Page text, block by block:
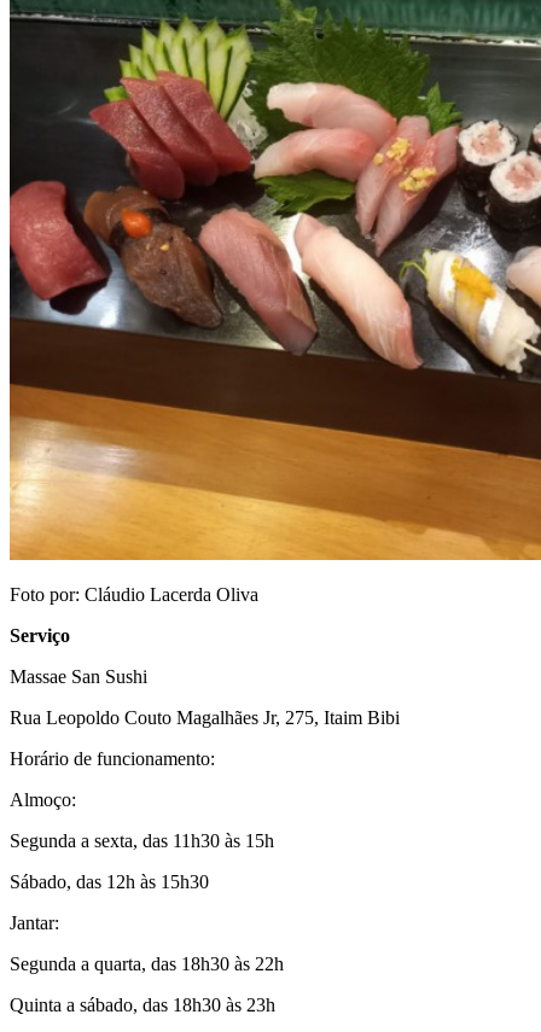
Foto por: Cláudio Lacerda Oliva
Serviço
Massae San Sushi
Rua Leopoldo Couto Magalhães Jr, 275, Itaim Bibi
Horário de funcionamento:
Almoço:
Segunda a sexta, das 11h30 às 15h
Sábado, das 12h às 15h30
Jantar:
Segunda a quarta, das 18h30 às 22h
Quinta a sábado, das 18h30 às 23h